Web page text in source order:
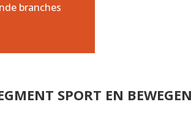
branches
SPORT EN BEWEGEN